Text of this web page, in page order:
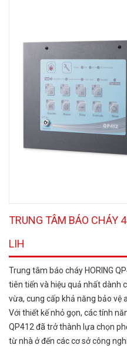
TRUNG TÂM BÁO CHÁY
LIH
Trung tâm báo cháy HORING
tiên tiến và hiệu quả nhất dành
vừa, cung cấp khả năng bảo vệ
Với thiết kế nhỏ gọn, các tính
QP412 đã trở thành lựa chọn
từ nhà ở đến các cơ sở công